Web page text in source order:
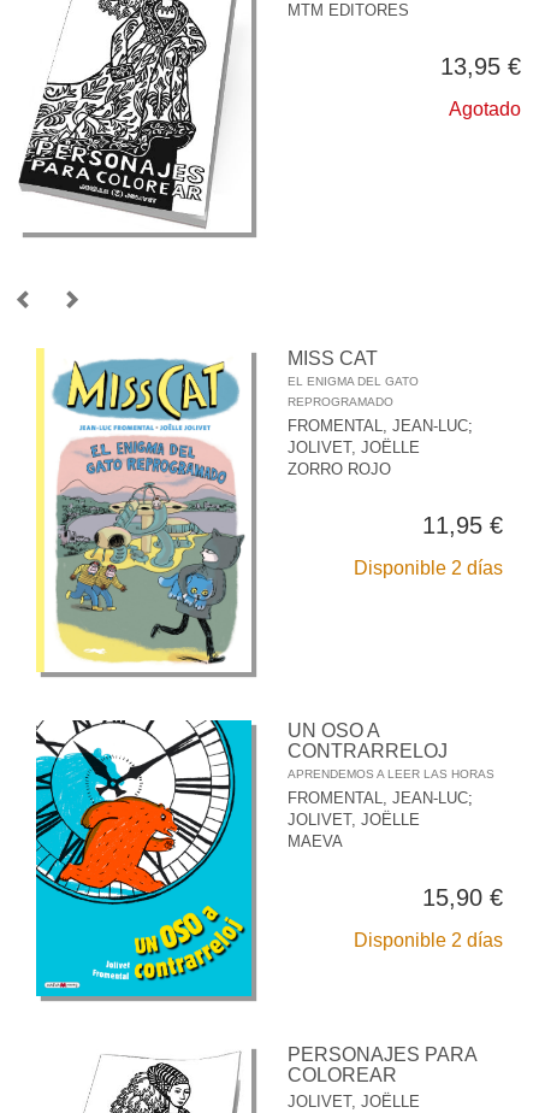
MTM EDITORES
13,95 €
Agotado
MISS CAT
EL ENIGMA DEL GATO
REPROGRAMADO
FROMENTAL, JEAN-LUC;
JOLIVET, JOËLLE
ZORRO ROJO
11,95 €
Disponible 2 días
UN OSO A
CONTRARRELOJ
APRENDEMOS A LEER LAS HORAS
FROMENTAL, JEAN-LUC;
JOLIVET, JOËLLE
MAEVA
15,90 €
Disponible 2 días
PERSONAJES PARA
COLOREAR
JOLIVET, JOËLLE